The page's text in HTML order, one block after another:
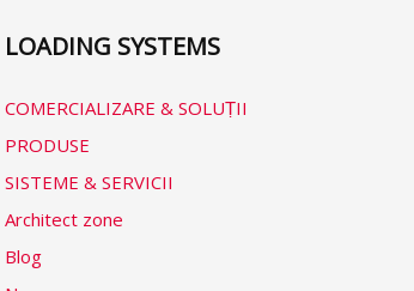
LOADING SYSTEMS
COMERCIALIZARE & SOLUṬII
PRODUSE
SISTEME & SERVICII
Architect zone
Blog